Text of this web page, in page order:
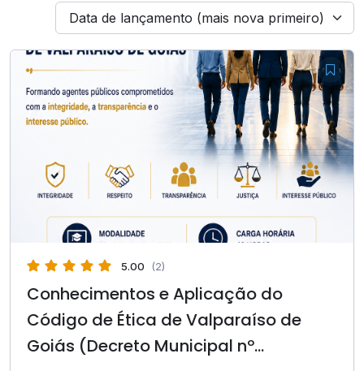
Data de lançamento (mais nova primeiro)
5.00 (2)
Conhecimentos e Aplicação do
Código de Ética de Valparaíso de
Goiás (Decreto Municipal nº